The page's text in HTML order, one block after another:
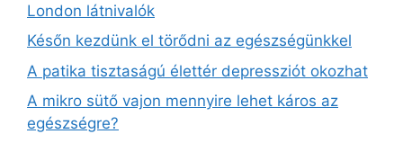
London látnivalók
Későn kezdünk el törődni az egészségünkkel
A patika tisztaságú élettér depressziót okozhat
A mikro sütő vajon mennyire lehet káros az
egészségre?